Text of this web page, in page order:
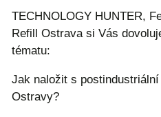
TECHNOLOGY HUNTER,
Refill Ostrava si Vás
tématu:
Jak naložit s
Ostravy?